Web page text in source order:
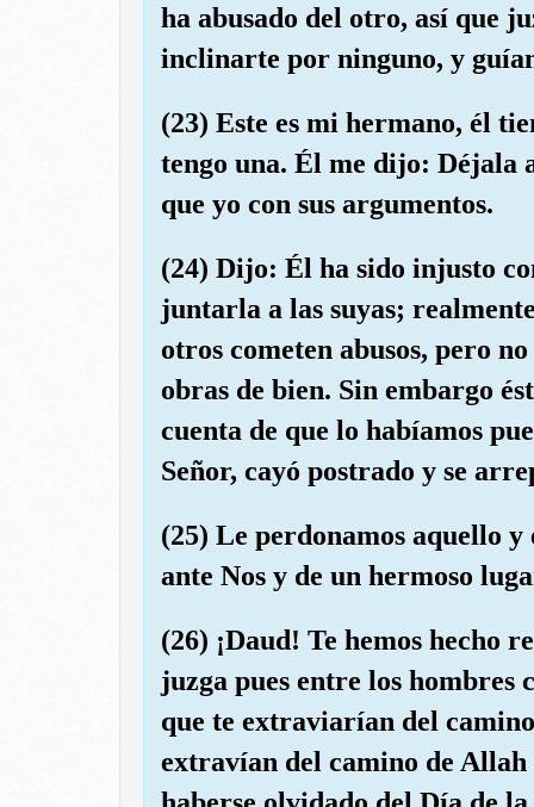
ha abusado del otro, así que
inclinarte por ninguno, y
(23) Este es mi hermano, él
tengo una. Él me dijo: Déjala
que yo con sus argumentos.
(24) Dijo: Él ha sido injusto
juntarla a las suyas;
otros cometen abusos, pero
obras de bien. Sin embargo
cuenta de que lo habíamos
Señor, cayó postrado y se
(25) Le perdonamos aquello
ante Nos y de un hermoso
(26) ¡Daud! Te hemos hecho
juzga pues entre los hombres
que te extraviarían del
extravían del camino de